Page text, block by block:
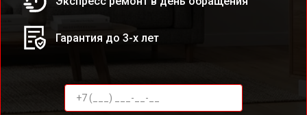
Гарантия до 3-х лет